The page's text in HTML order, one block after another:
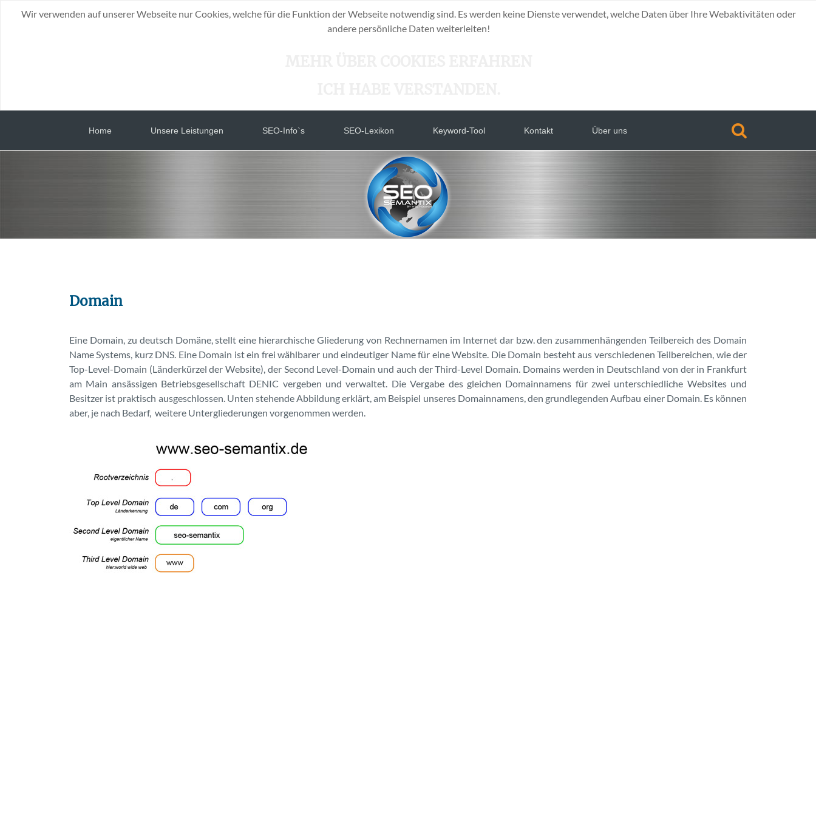
Wir verwenden auf unserer Webseite nur Cookies, welche für die Funktion der Webseite notwendig sind. Es werden keine Dienste verwendet, welche Daten über Ihre Webaktivitäten oder
andere persönliche Daten weiterleiten!
Home Unsere Leistungen SEO-Info`s SEO-Lexikon Keyword-Tool Kontakt Über uns
Domain
Eine Domain, zu deutsch Domäne, stellt eine hierarchische Gliederung von Rechnernamen im Internet dar bzw. den zusammenhängenden Teilbereich des Domain
Name Systems, kurz DNS. Eine Domain ist ein frei wählbarer und eindeutiger Name für eine Website. Die Domain besteht aus verschiedenen Teilbereichen, wie der
Top-Level-Domain (Länderkürzel der Website), der Second Level-Domain und auch der Third-Level Domain. Domains werden in Deutschland von der in Frankfurt
am Main ansässigen Betriebsgesellschaft DENIC vergeben und verwaltet. Die Vergabe des gleichen Domainnamens für zwei unterschiedliche Websites und
Besitzer ist praktisch ausgeschlossen. Unten stehende Abbildung erklärt, am Beispiel unseres Domainnamens, den grundlegenden Aufbau einer Domain. Es können
aber, je nach Bedarf, weitere Untergliederungen vorgenommen werden.